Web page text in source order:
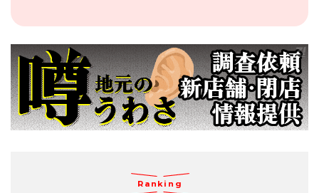
Ranking